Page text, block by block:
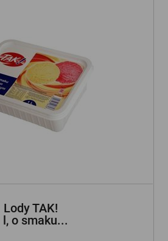
Lody TAK!
l, o smaku...